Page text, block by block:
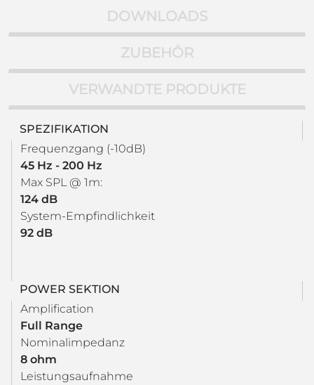
DOWNLOADS
ZUBEHÖR
VERWANDTE PRODUKTE
SPEZIFIKATION
Frequenzgang (-10dB)
45 Hz - 200 Hz
Max SPL @ 1m:
124 dB
System-Empfindlichkeit
92 dB
POWER SEKTION
Amplification
Full Range
Nominalimpedanz
8 ohm
Leistungsaufnahme